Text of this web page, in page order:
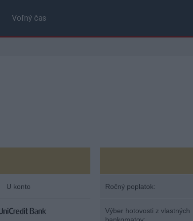
Voľný čas
U konto Ročný poplatok:
Výber hotovosti z vlastných
bankomatov: